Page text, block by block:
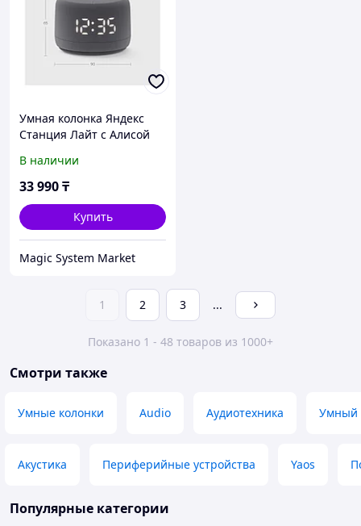
Умная колонка Яндекс
Станция Лайт с Алисой
(Умные колонки)
В наличии
33 990₸
Купить
Magic System Market
1 2 3 ...
Показано 1 - 48 товаров из 1000+
Смотри также
Умные колонки Audio Аудиотехника Умный
Акустика Периферийные устройства Yaos
Популярные категории